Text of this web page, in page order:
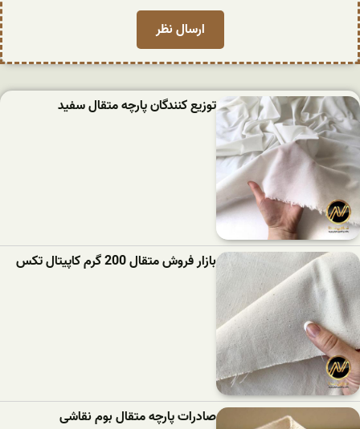
توزیع کنندگان پارچه متقال سفید
بازار فروش متقال 200 گرم کاپیتال تکس
صادرات پارچه متقال بوم نقاشی